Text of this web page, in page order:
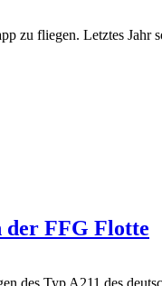
der FFG Flotte